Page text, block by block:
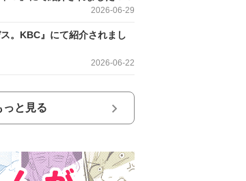
2026-06-29
。KBC』にて紹介されまし
2026-06-22
っと見る